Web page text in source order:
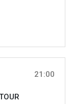
21:00